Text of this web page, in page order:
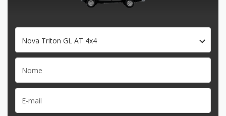
Nova Triton GL AT 4x4